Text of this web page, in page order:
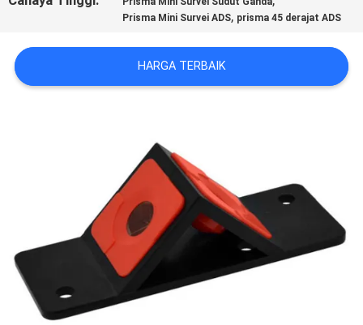
PRIVACY
POLICY
Prisma Mini Survei ADS, prisma 45 derajat ADS
HARGA TERBAIK